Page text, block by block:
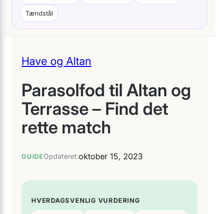
Tændstål
Have og Altan
Parasolfod til Altan og
Terrasse – Find det
rette match
GUIDEOpdateret:oktober 15, 2023
HVERDAGSVENLIG VURDERING